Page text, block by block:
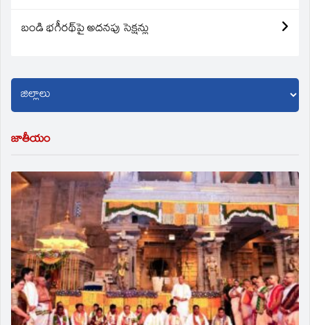
బండి భగీరథ్‌పై అదనపు సెక్షన్లు
జాతీయం